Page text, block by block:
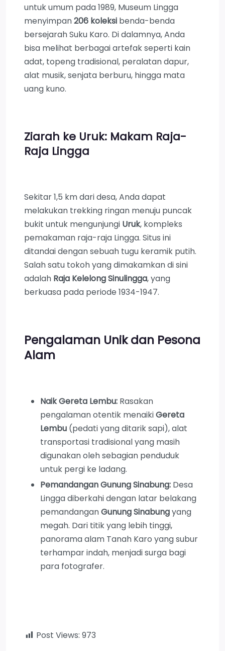
untuk umum pada 1989, Museum Lingga
menyimpan206 koleksi benda-benda
bersejarah Suku Karo. Di dalamnya, Anda
bisa melihat berbagai artefak seperti kain
adat, topeng tradisional, peralatan dapur,
alat musik, senjata berburu, hingga mata
uang kuno.
Ziarah ke Uruk: Makam Raja-
Raja Lingga
Sekitar 1,5 km dari desa, Anda dapat
melakukan trekking ringan menuju puncak
bukit untuk mengunjungi Uruk, kompleks
pemakaman raja-raja Lingga. Situs ini
ditandai dengan sebuah tugu keramik putih.
Salah satu tokoh yang dimakamkan di sini
adalah Raja Kelelong Sinulingga, yang
berkuasa pada periode 1934-1947.
Pengalaman Unik dan Pesona
Alam
Naik Gereta Lembu: Rasakan
pengalaman otentik menaikiGereta
Lembu (pedati yang ditarik sapi), alat
transportasi tradisional yang masih
digunakan oleh sebagian penduduk
untuk pergi ke ladang.
Pemandangan Gunung Sinabung: Desa
Lingga diberkahi dengan latar belakang
pemandanganGunung Sinabungyang
megah. Dari titik yang lebih tinggi,
panorama alam Tanah Karo yang subur
terhampar indah, menjadi surga bagi
para fotografer.
Post Views: 973